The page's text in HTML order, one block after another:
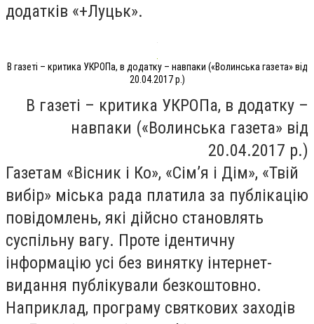
додатків «+Луцьк».
В газеті – критика УКРОПа, в додатку – навпаки («Волинська газета» від
20.04.2017 р.)
В газеті – критика УКРОПа, в додатку –
навпаки («Волинська газета» від
20.04.2017 р.)
Газетам «Вісник і Ко», «Сім’я і Дім», «Твій
вибір» міська рада платила за публікацію
повідомлень, які дійсно становлять
суспільну вагу. Проте ідентичну
інформацію усі без винятку інтернет-
видання публікували безкоштовно.
Наприклад, програму святкових заходів